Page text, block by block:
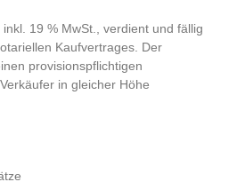
19 % MwSt., verdient und fällig
Kaufvertrages. Der
provisionspflichtigen
in gleicher Höhe